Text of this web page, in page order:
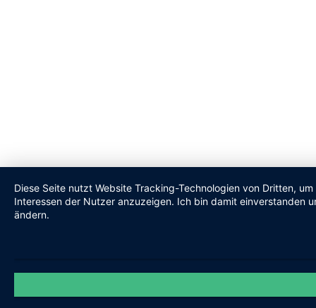
Diese Seite nutzt Website Tracking-Technologien von Dritten,
Interessen der Nutzer anzuzeigen. Ich bin damit einverstanden
ändern.